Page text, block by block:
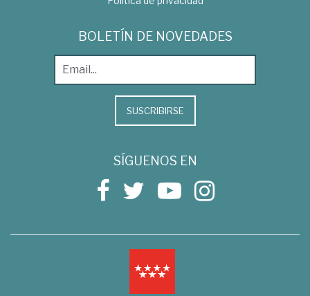
BOLETÍN DE NOVEDADES
SUSCRIBIRSE
SÍGUENOS EN